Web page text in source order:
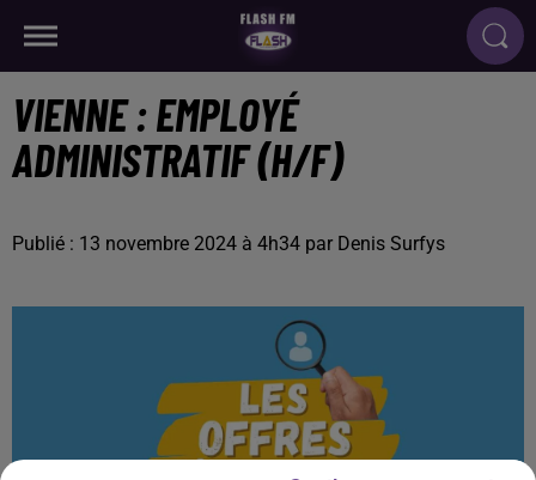
VIENNE : EMPLOYÉ
ADMINISTRATIF (H/F)
Publié : 13 novembre 2024 à 4h34 par Denis Surfys